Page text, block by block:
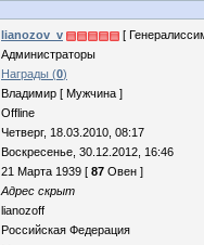
lianozov_v
[
Администраторы
Награды (0)
Владимир [ Мужчина ]
Offline
Четверг, 18.03.2010, 08:17
Воскресенье, 30.12.2012, 16:46
21 Марта 1939 [ 87 Овен ]
Адрес скрыт
lianozoff
Российская Федерация